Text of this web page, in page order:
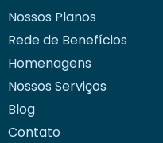
Nossos Planos
Rede de Benefícios
Homenagens
Nossos Serviços
Blog
Contato